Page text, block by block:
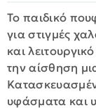
Το παιδικό
για στιγμές
και
την αίσθηση
υφάσματα και